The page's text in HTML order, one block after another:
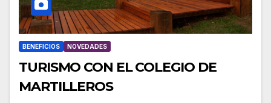
BENEFICIOS NOVEDADES
TURISMO CON EL COLEGIO DE
MARTILLEROS